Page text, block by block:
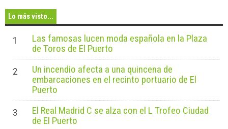
Lo más visto...
1
Las famosas lucen moda española en la Plaza
de Toros de El Puerto
2
Un incendio afecta a una quincena de
embarcaciones en el recinto portuario de El
Puerto
3
El Real Madrid C se alza con el L Trofeo Ciudad
de El Puerto